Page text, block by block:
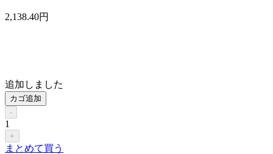
2,138.40円
追加しました
カゴ追加
-
1
+
まとめて買う